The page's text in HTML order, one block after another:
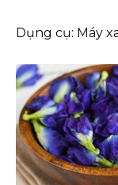
Dụng cụ: Máy